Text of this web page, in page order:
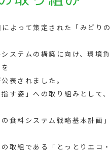
よって策定された「みどり
ステムの構築に向け、環境
表されました。
す姿」への取り組みとして
の食料システム戦略基本計画
取組である「とっとりエコ